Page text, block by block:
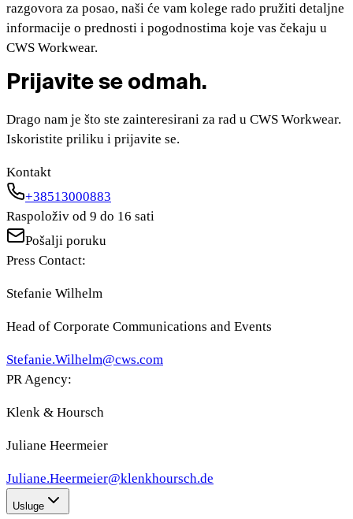
razgovora za posao, naši će vam kolege rado pružiti detaljne
informacije o prednosti i pogodnostima koje vas čekaju u
CWS Workwear.
Prijavite se odmah.
Drago nam je što ste zainteresirani za rad u CWS Workwear.
Iskoristite priliku i prijavite se.
Kontakt
+38513000883
Raspoloživ od 9 do 16 sati
Pošalji poruku
Press Contact:
Stefanie Wilhelm
Head of Corporate Communications and Events
Stefanie.Wilhelm@cws.com
PR Agency:
Klenk & Hoursch
Juliane Heermeier
Juliane.Heermeier@klenkhoursch.de
Usluge